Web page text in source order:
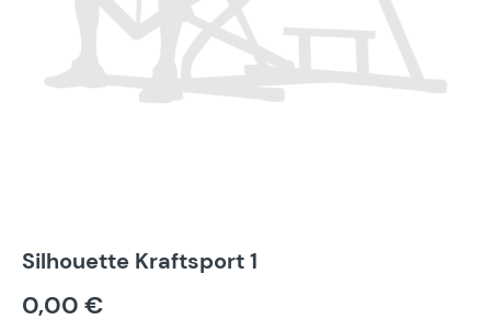
Silhouette Kraftsport 1
0,00 €